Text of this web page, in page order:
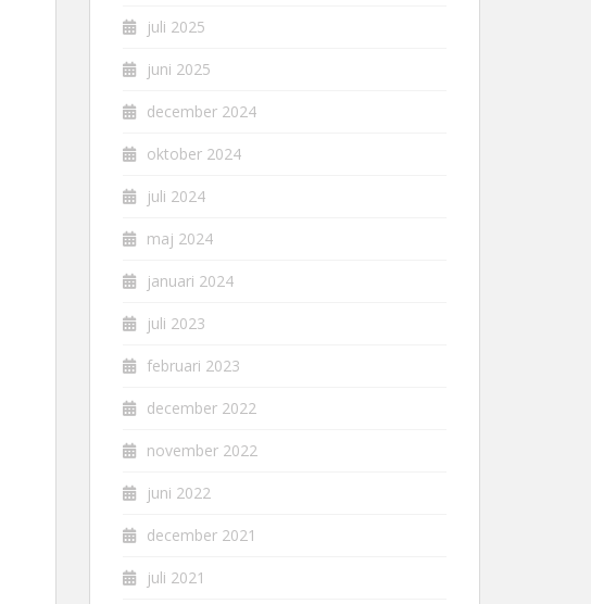
juli 2025
juni 2025
december 2024
oktober 2024
juli 2024
maj 2024
januari 2024
juli 2023
februari 2023
december 2022
november 2022
juni 2022
december 2021
juli 2021